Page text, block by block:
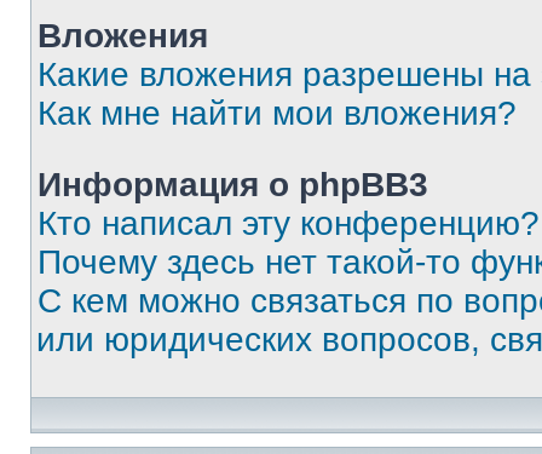
Вложения
Какие вложения разрешены
Как мне найти мои вложения?
Информация о phpBB3
Кто написал эту конференцию?
Почему здесь нет такой-то
С кем можно связаться по
или юридических вопросов,